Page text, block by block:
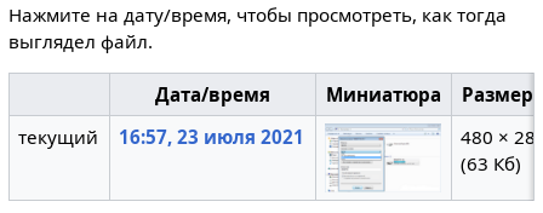
Нажмите на дату/время, чтобы просмотреть, как тогда
выглядел файл.
Дата/время Миниатюра
текущий
16:57, 23 июля 2021
480 ×
(63 Кб)